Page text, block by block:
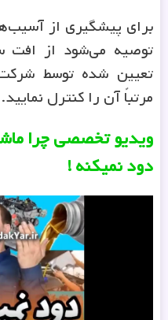
برای پیشگیری از
توصیه می‌شود از افت
تعیین شده توسط
مرتباً آن را کنترل نمایید.
ویدیو تخصصی چرا
دود نمیکنه !